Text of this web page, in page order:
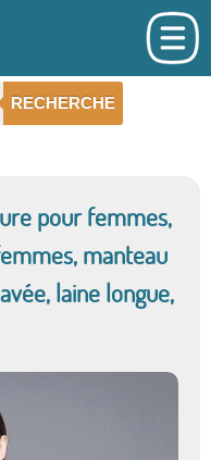
RECHERCHE
pour femmes,
manteau
laine longue,